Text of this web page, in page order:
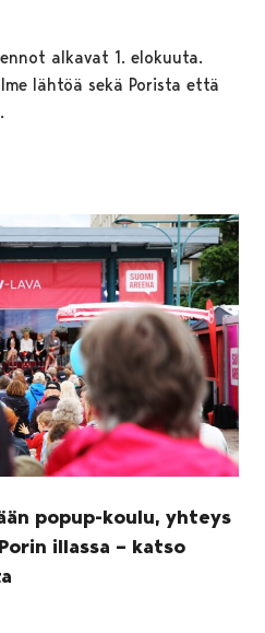
alkavat 1. elokuuta.
lähtöä sekä Porista että
popup-koulu, yhteys
illassa – katso